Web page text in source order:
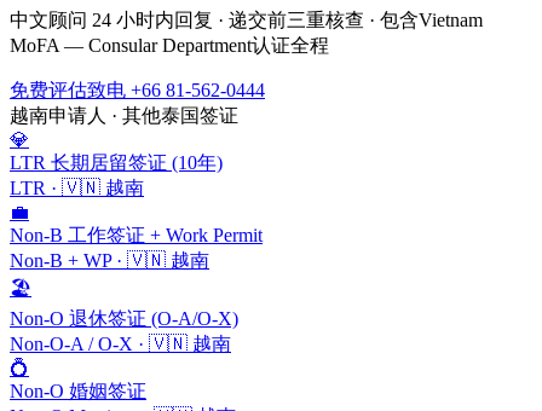
中文顾问 24 小时内回复 · 递交前三重核查 · 包含Vietnam
MoFA — Consular Department认证全程
免费评估致电 +66 81-562-0444
越南申请人 · 其他泰国签证
💎
LTR 长期居留签证 (10年)
LTR · 🇻🇳 越南
💼
Non-B 工作签证 + Work Permit
Non-B + WP· 🇻🇳 越南
🏖️
Non-O 退休签证 (O-A/O-X)
Non-O-A / O-X · 🇻🇳 越南
💍
Non-O 婚姻签证